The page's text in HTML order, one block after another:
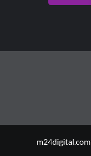
m24digital.com